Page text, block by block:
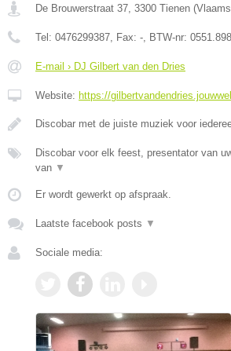
De Brouwerstraat 37, 3300 Tienen (
Tel: 0476299387, Fax: -, BTW-nr:
E-mail › DJ Gilbert van den Dries
Website: https://
Discobar met de juiste muziek voor
Discobar voor elk feest, presentator van
van ▼
Er wordt gewerkt op afspraak.
Laatste facebook posts ▼
Sociale media: